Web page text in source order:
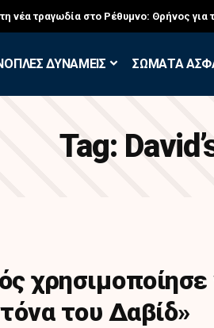
νέα τραγωδία στο Ρέθυμνο: Θρήνος για
ΔΥΝΑΜΕΙΣ ΣΩΜΑΤΑ
Tag:
του Δαβίδ»